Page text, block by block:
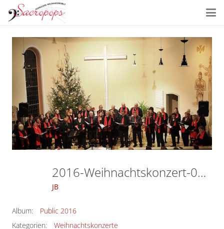
2016-Weihnachtskonzert-001
JB
Album:
Public 2016
Kategorien:
Weihnachtskonzerte